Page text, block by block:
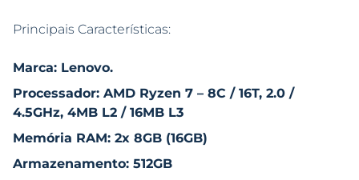
Principais Características:
Marca: Lenovo.
Processador: AMD Ryzen 7 – 8C / 16T, 2.0 /
4.5GHz, 4MB L2 / 16MB L3
Memória RAM: 2x 8GB (16GB)
Armazenamento: 512GB